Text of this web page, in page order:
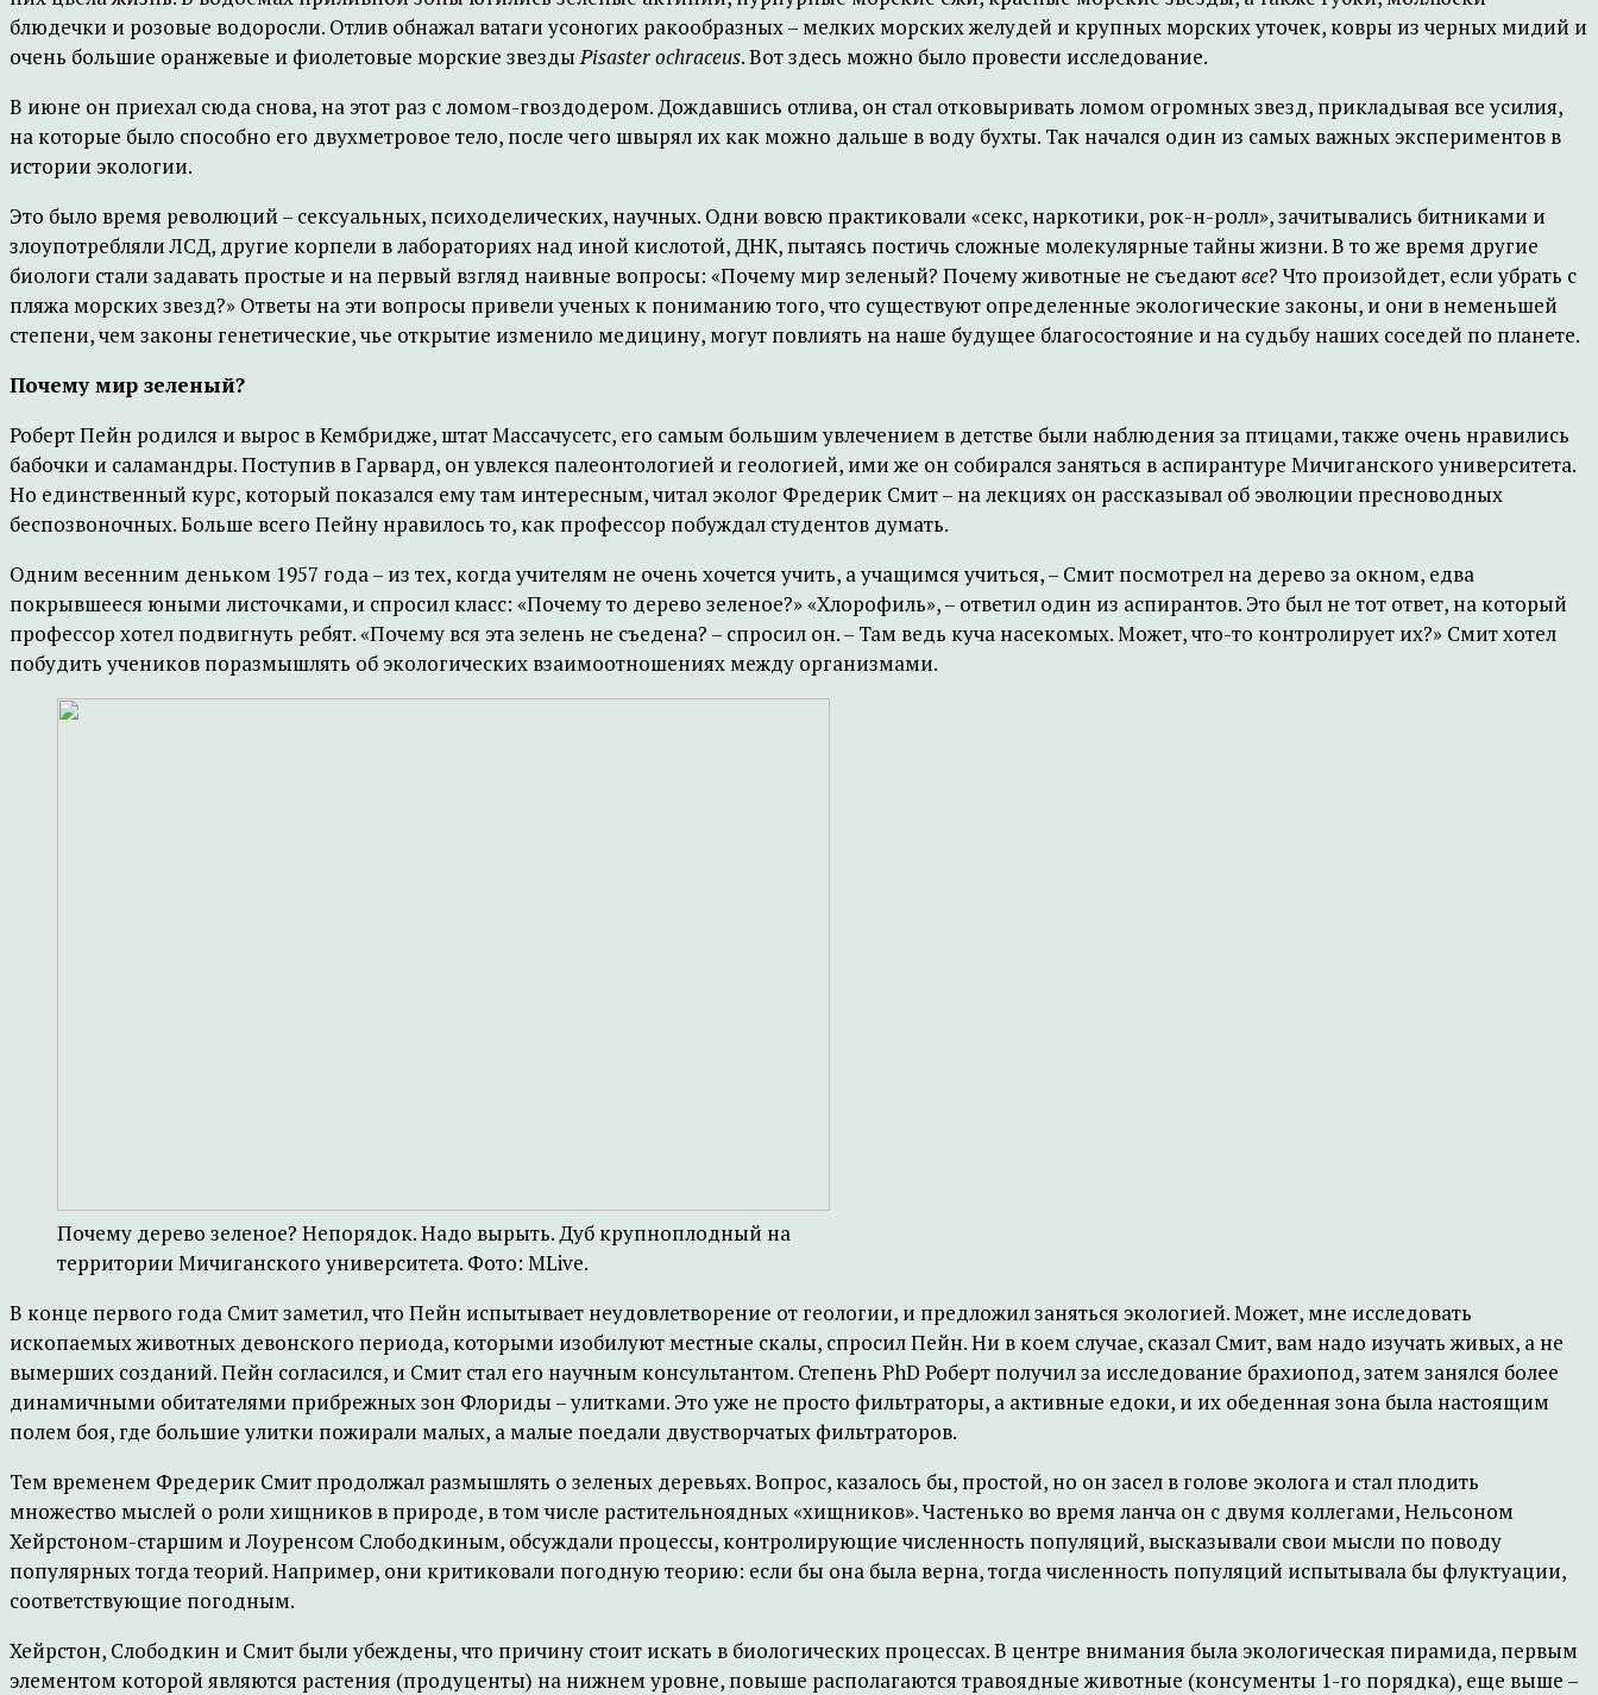
блюдечки и розовые водоросли. Отлив обнажал ватаги усоногих ракообразных – мелких морских желудей и крупных морских уточек, ковры из черных мидий и
очень большие оранжевые и фиолетовые морские звездыPisaster ochraceus. Вот здесь можно было провести исследование.
В июне он приехал сюда снова, на этот раз с ломом-гвоздодером. Дождавшись отлива, он стал отковыривать ломом огромных звезд, прикладывая все усилия,
на которые было способно его двухметровое тело, после чего швырял их как можно дальше в воду бухты. Так начался один из самых важных экспериментов в
истории экологии.
Это было время революций – сексуальных, психоделических, научных. Одни вовсю практиковали «секс, наркотики, рок-н-ролл», зачитывались битниками и
злоупотребляли ЛСД, другие корпели в лабораториях над иной кислотой, ДНК, пытаясь постичь сложные молекулярные тайны жизни. В то же время другие
биологи стали задавать простые и на первый взгляд наивные вопросы: «Почему мир зеленый? Почему животные не съедаютвсе? Что произойдет, если убрать с
пляжа морских звезд?» Ответы на эти вопросы привели ученых к пониманию того, что существуют определенные экологические законы, и они в неменьшей
степени, чем законы генетические, чье открытие изменило медицину, могут повлиять на наше будущее благосостояние и на судьбу наших соседей по планете.
Почему мир зеленый?
Роберт Пейн родился и вырос в Кембридже, штат Массачусетс, его самым большим увлечением в детстве были наблюдения за птицами, также очень нравились
бабочки и саламандры. Поступив в Гарвард, он увлекся палеонтологией и геологией, ими же он собирался заняться в аспирантуре Мичиганского университета.
Но единственный курс, который показался ему там интересным, читал эколог Фредерик Смит – на лекциях он рассказывал об эволюции пресноводных
беспозвоночных. Больше всего Пейну нравилось то, как профессор побуждал студентов думать.
Одним весенним деньком 1957 года – из тех, когда учителям не очень хочется учить, а учащимся учиться, – Смит посмотрел на дерево за окном, едва
покрывшееся юными листочками, и спросил класс: «Почему то дерево зеленое?» «Хлорофиль», – ответил один из аспирантов. Это был не тот ответ, на который
профессор хотел подвигнуть ребят. «Почему вся эта зелень не съедена? – спросил он. – Там ведь куча насекомых. Может, что-то контролирует их?» Смит хотел
побудить учеников поразмышлять об экологических взаимоотношениях между организмами.
Почему дерево зеленое? Непорядок. Надо вырыть. Дуб крупноплодный на
территории Мичиганского университета. Фото: MLive.
В конце первого года Смит заметил, что Пейн испытывает неудовлетворение от геологии, и предложил заняться экологией. Может, мне исследовать
ископаемых животных девонского периода, которыми изобилуют местные скалы, спросил Пейн. Ни в коем случае, сказал Смит, вам надо изучать живых, а не
вымерших созданий. Пейн согласился, и Смит стал его научным консультантом. Степень PhD Роберт получил за исследование брахиопод, затем занялся более
динамичными обитателями прибрежных зон Флориды – улитками. Это уже не просто фильтраторы, а активные едоки, и их обеденная зона была настоящим
полем боя, где большие улитки пожирали малых, а малые поедали двустворчатых фильтраторов.
Тем временем Фредерик Смит продолжал размышлять о зеленых деревьях. Вопрос, казалось бы, простой, но он засел в голове эколога и стал плодить
множество мыслей о роли хищников в природе, в том числе растительноядных «хищников». Частенько во время ланча он с двумя коллегами, Нельсоном
Хейрстоном-старшим и Лоуренсом Слободкиным, обсуждали процессы, контролирующие численность популяций, высказывали свои мысли по поводу
популярных тогда теорий. Например, они критиковали погодную теорию: если бы она была верна, тогда численность популяций испытывала бы флуктуации,
соответствующие погодным.
Хейрстон, Слободкин и Смит были убеждены, что причину стоит искать в биологических процессах. В центре внимания была экологическая пирамида, первым
элементом которой являются растения (продуценты) на нижнем уровне, повыше располагаются травоядные животные (консументы 1-го порядка), еще выше –